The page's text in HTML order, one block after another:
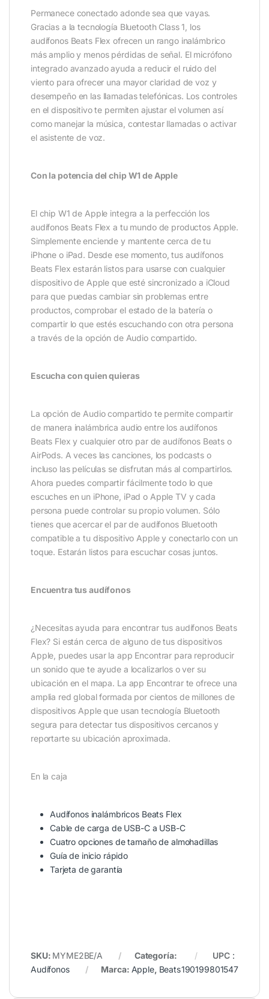
Permanece conectado adonde sea que vayas.
Gracias a la tecnología Bluetooth Class 1, los
audífonos Beats Flex ofrecen un rango inalámbrico
más amplio y menos pérdidas de señal. El micrófono
integrado avanzado ayuda a reducir el ruido del
viento para ofrecer una mayor claridad de voz y
desempeño en las llamadas telefónicas. Los controles
en el dispositivo te permiten ajustar el volumen así
como manejar la música, contestar llamadas o activar
el asistente de voz.
Con la potencia del chip W1 de Apple
El chip W1 de Apple integra a la perfección los
audífonos Beats Flex a tu mundo de productos Apple.
Simplemente enciende y mantente cerca de tu
iPhone o iPad. Desde ese momento, tus audífonos
Beats Flex estarán listos para usarse con cualquier
dispositivo de Apple que esté sincronizado a iCloud
para que puedas cambiar sin problemas entre
productos, comprobar el estado de la batería o
compartir lo que estés escuchando con otra persona
a través de la opción de Audio compartido.
Escucha con quien quieras
La opción de Audio compartido te permite compartir
de manera inalámbrica audio entre los audífonos
Beats Flex y cualquier otro par de audífonos Beats o
AirPods. A veces las canciones, los podcasts o
incluso las películas se disfrutan más al compartirlos.
Ahora puedes compartir fácilmente todo lo que
escuches en un iPhone, iPad o Apple TV y cada
persona puede controlar su propio volumen. Sólo
tienes que acercar el par de audífonos Bluetooth
compatible a tu dispositivo Apple y conectarlo con un
toque. Estarán listos para escuchar cosas juntos.
Encuentra tus audífonos
¿Necesitas ayuda para encontrar tus audífonos Beats
Flex? Si están cerca de alguno de tus dispositivos
Apple, puedes usar la app Encontrar para reproducir
un sonido que te ayude a localizarlos o ver su
ubicación en el mapa. La app Encontrar te ofrece una
amplia red global formada por cientos de millones de
dispositivos Apple que usan tecnología Bluetooth
segura para detectar tus dispositivos cercanos y
reportarte su ubicación aproximada.
En la caja
Audífonos inalámbricos Beats Flex
Cable de carga de USB-C a USB-C
Cuatro opciones de tamaño de almohadillas
Guía de inicio rápido
Tarjeta de garantía
SKU: MYME2BE/A
Categoría:
Audífonos
Marca: Apple, Beats
UPC :
190199801547